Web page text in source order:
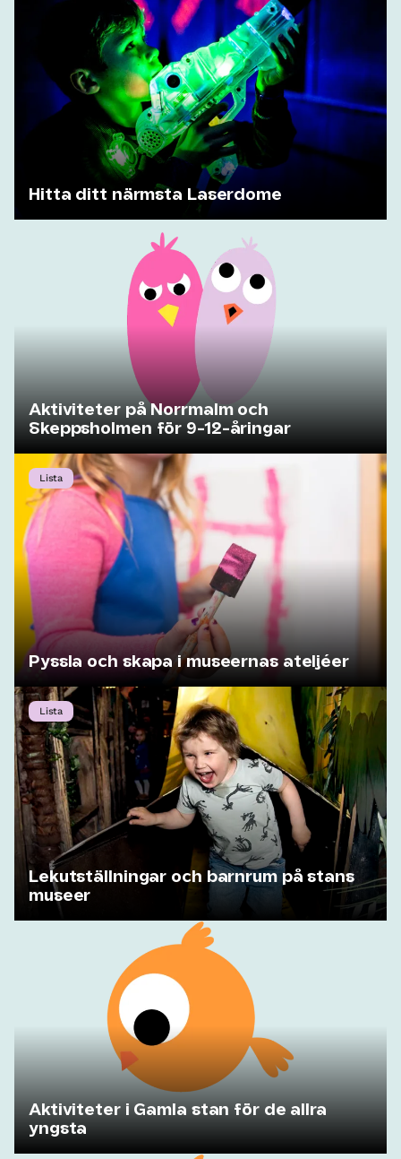
Hitta ditt närmsta Laserdome
Aktiviteter på Norrmalm och
Skeppsholmen för 9-12-åringar
Lista
Pyssla och skapa i museernas ateljéer
Lista
Lekutställningar och barnrum på stans
museer
Aktiviteter i Gamla stan för de allra
yngsta